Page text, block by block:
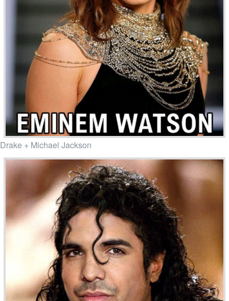
Drake + Michael Jackson